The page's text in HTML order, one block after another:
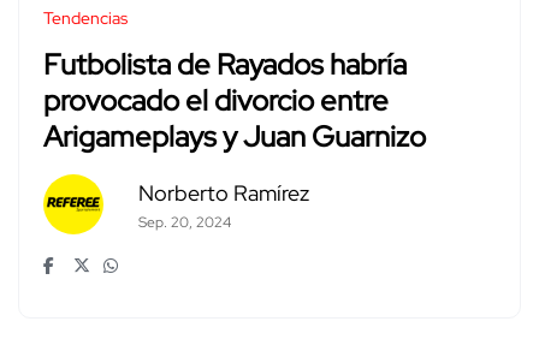
Tendencias
Futbolista de Rayados habría
provocado el divorcio entre
Arigameplays y Juan Guarnizo
Norberto Ramírez
Sep. 20, 2024